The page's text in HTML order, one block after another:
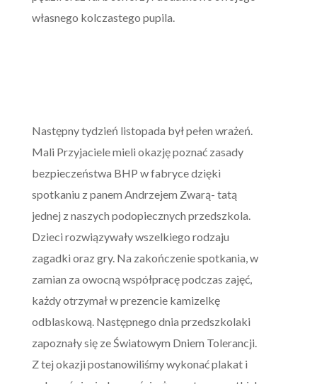
własnego kolczastego pupila.
Następny tydzień listopada był pełen wrażeń.
Mali Przyjaciele mieli okazję poznać zasady
bezpieczeństwa BHP w fabryce dzięki
spotkaniu z panem Andrzejem Zwarą- tatą
jednej z naszych podopiecznych przedszkola.
Dzieci rozwiązywały wszelkiego rodzaju
zagadki oraz gry. Na zakończenie spotkania, w
zamian za owocną współpracę podczas zajęć,
każdy otrzymał w prezencie kamizelkę
odblaskową. Następnego dnia przedszkolaki
zapoznały się ze Światowym Dniem Tolerancji.
Z tej okazji postanowiliśmy wykonać plakat i